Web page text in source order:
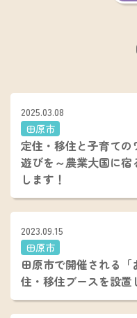
2025.03.08
田原市
定住・移住と子育て
遊びを～農業大国に
します！
2023.09.15
田原市
田原市で開催される
住・移住ブースを設置